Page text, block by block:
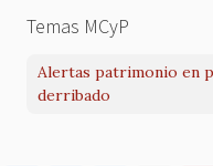
Temas MCyP
Alertas patrimonio en
derribado